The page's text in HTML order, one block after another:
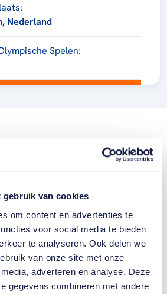
gebruik van cookies
om content en advertenties te
voor social media te bieden
te analyseren. Ook delen we
van onze site met onze
adverteren en analyse. Deze
gegevens combineren met andere
Nederland
Spelen:
hebben er
aan de